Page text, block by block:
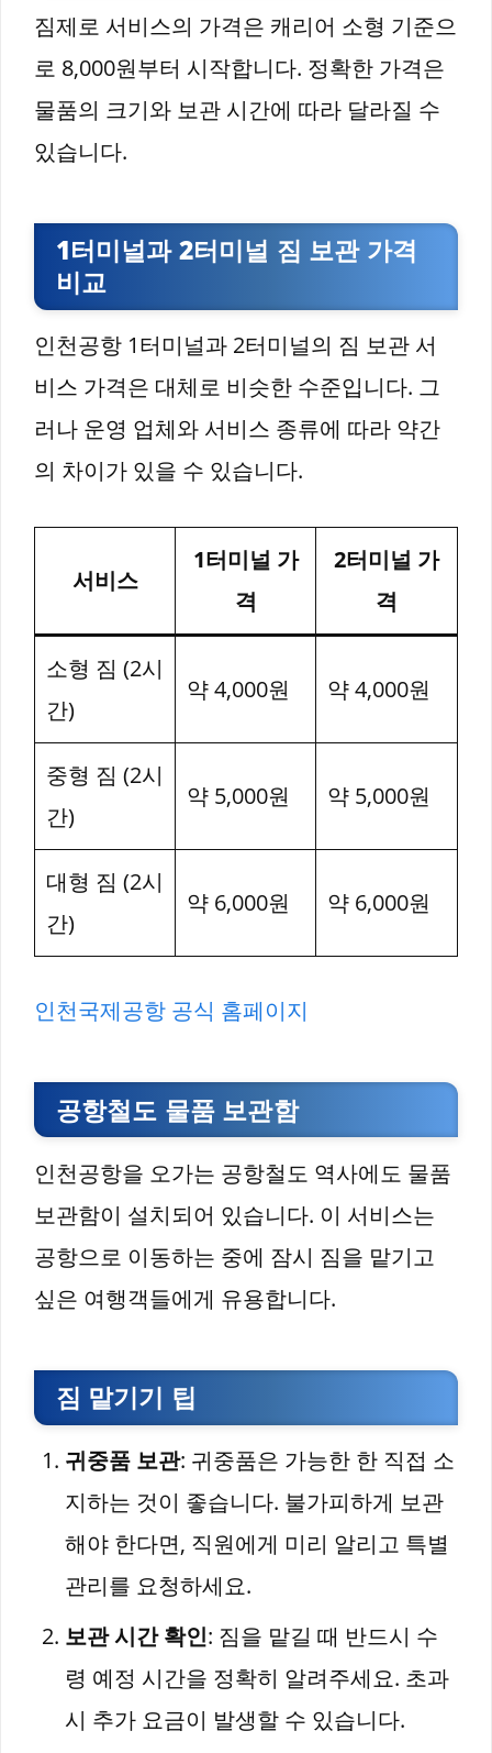
짐제로 서비스의 가격은 캐리어 소형 기준으
로 8,000원부터 시작합니다. 정확한 가격은
물품의 크기와 보관 시간에 따라 달라질 수
있습니다.
1터미널과 2터미널 짐 보관 가격
비교
인천공항 1터미널과 2터미널의 짐 보관 서
비스 가격은 대체로 비슷한 수준입니다. 그
러나 운영 업체와 서비스 종류에 따라 약간
의 차이가 있을 수 있습니다.
서비스
1터미널 가
격
2터미널 가
격
소형 짐 (2시
간)
약 4,000원 약 4,000원
중형 짐 (2시
간)
약 5,000원 약 5,000원
대형 짐 (2시
간)
약 6,000원 약 6,000원
인천국제공항 공식 홈페이지
공항철도 물품 보관함
인천공항을 오가는 공항철도 역사에도 물품
보관함이 설치되어 있습니다. 이 서비스는
공항으로 이동하는 중에 잠시 짐을 맡기고
싶은 여행객들에게 유용합니다.
짐 맡기기 팁
귀중품 보관: 귀중품은 가능한 한 직접 소
지하는 것이 좋습니다. 불가피하게 보관
해야 한다면, 직원에게 미리 알리고 특별
관리를 요청하세요.
보관 시간 확인: 짐을 맡길 때 반드시 수
령 예정 시간을 정확히 알려주세요. 초과
시 추가 요금이 발생할 수 있습니다.